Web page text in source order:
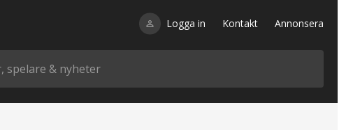
Logga in Kontakt Annonsera